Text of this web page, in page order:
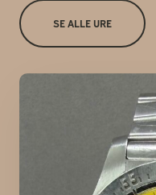
SE ALLE URE